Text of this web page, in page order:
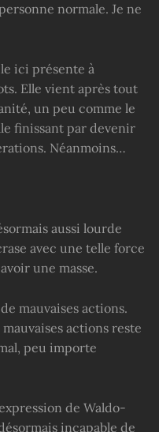
normale. Je ne
ici présente à
Elle vient après tout
un peu comme le
finissant par devenir
Néanmoins…
aussi lourde
avec une telle force
une masse.
mauvaises actions.
actions reste
peu importe
de Waldo-
incapable de